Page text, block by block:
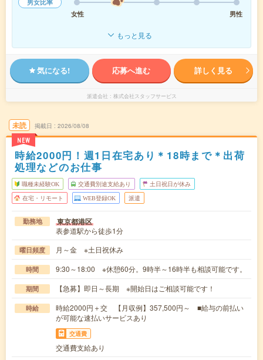
男女比率
女性
男性
もっと見る
気になる! 応募へ進む 詳しく見る
派遣会社 株式会社スタッフサービス
未読
NEW
掲載日 2026/08/08
時給2000円！週1日在宅あり＊18時まで＊出荷
処理などのお仕事
職種未経験OK 交通費別途支給あり 土日祝日が休み
在宅・リモート WEB登録OK 派遣
勤務地 東京都港区
表参道駅から徒歩1分
曜日頻度 月～金 ※土日祝休み
時間 9:30～18:00 ※休憩60分。9時半～16時半も相談可能です。
期間 【急募】即日～長期 ※開始日はご相談可能です！
時給
時給2000円＋交 【月収例】357,500円～ ■給与の前払い
が可能な速払いサービスあり
交通費
交通費支給あり